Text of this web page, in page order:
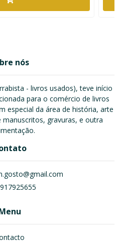
nós
- livros usados), teve início
para o comércio de livros
especial da área de história, arte
gravuras, e outra